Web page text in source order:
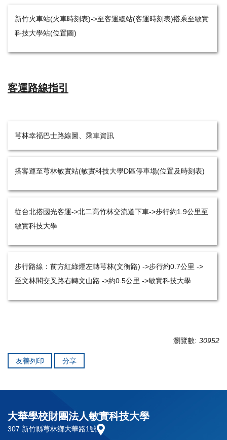
新竹火車站(火車時刻表)->至客運總站(客運時刻表)搭乘至敏實
科技大學站(位置圖)
客運路線指引
芎林幸福巴士路線圖、 乘車資訊
搭客運至芎林敏實站(敏實科技大學D區停車場(位置及時刻表)
從台北搭國光客運->北二高竹林交流道下車->步行約1.9公里至
敏實科技大學
步行路線：前方紅綠燈左轉芎林(文衡路) ->步行約0.7公里 ->
至文林閣交叉路右轉文山路 ->約0.5公里 ->敏實科技大學
瀏覽數: 30952
友善列印 分享
大華學校財團法人敏實科技大學
307 新竹縣芎林鄉大華路1號